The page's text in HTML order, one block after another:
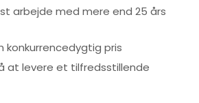
arbejde med mere end 25 års
konkurrencedygtig pris
at levere et tilfredsstillende